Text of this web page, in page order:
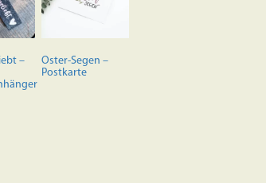
–
Oster-Segen –
Postkarte